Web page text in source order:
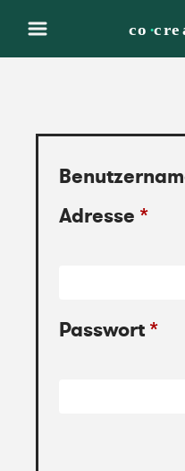
Adresse *
Passwort *